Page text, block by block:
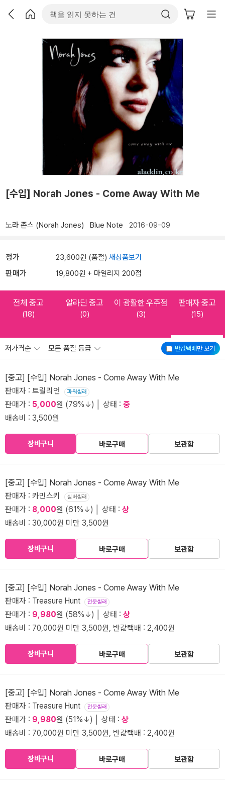
[수입] Norah Jones - Come Away With Me
노라 존스 (Norah Jones) Blue Note 2016-09-09
정가 23,600원 (품절) 새상품보기
판매가 19,800원 + 마일리지 200점
전체 중고
(18)
알라딘 중고
(0)
이 광활한 우주점
(3)
판매자 중고
(15)
반값택배만 보기
저가격순 모든 품질 등급
[중고] [수입] Norah Jones - Come Away With Me
판매자 : 트릴리언 파워셀러
판매가 : 5,000원 (79%↓) │ 상태 : 중
배송비 : 3,500원
장바구니 바로구매 보관함
[중고] [수입] Norah Jones - Come Away With Me
판매자 : 카민스키 실버셀러
판매가 : 8,000원 (61%↓) │ 상태 : 상
배송비 : 30,000원 미만 3,500원
장바구니 바로구매 보관함
[중고] [수입] Norah Jones - Come Away With Me
판매자 : Treasure Hunt 전문셀러
판매가 : 9,980원 (58%↓) │ 상태 : 상
배송비 : 70,000원 미만 3,500원, 반값택배 : 2,400원
장바구니 바로구매 보관함
[중고] [수입] Norah Jones - Come Away With Me
판매자 : Treasure Hunt 전문셀러
판매가 : 9,980원 (51%↓) │ 상태 : 상
배송비 : 70,000원 미만 3,500원, 반값택배 : 2,400원
장바구니 바로구매 보관함